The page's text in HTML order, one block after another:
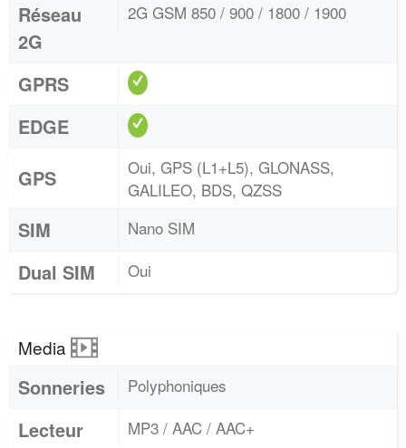
Réseau
2G
2G GSM 850 / 900 / 1800 / 1900
GPRS
EDGE
GPS
Oui, GPS (L1+L5), GLONASS,
GALILEO, BDS, QZSS
SIM Nano SIM
Dual SIM Oui
Media
Sonneries Polyphoniques
Lecteur
MP3 / AAC / AAC+